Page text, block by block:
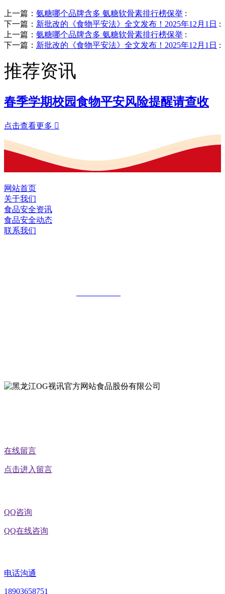
上一篇： 氨糖哪个品牌含多 氨糖软骨素排行榜保举 :
下一篇： 新批改的《食物平安法》全文发布！2025年12月1日 :
上一篇： 氨糖哪个品牌含多 氨糖软骨素排行榜保举 :
下一篇： 新批改的《食物平安法》全文发布！2025年12月1日 :
推荐资讯
春季学期校园食物平安风险提醒请查收
点击查看更多 
网站首页
关于我们
食品安全资讯
食品安全动态
联系我们
在线留言
点击进入留言
QQ咨询
QQ在线咨询
电话沟通
18903658751